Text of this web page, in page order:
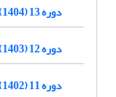
دوره 13 (1404)
دوره 12 (1403)
دوره 11 (1402)